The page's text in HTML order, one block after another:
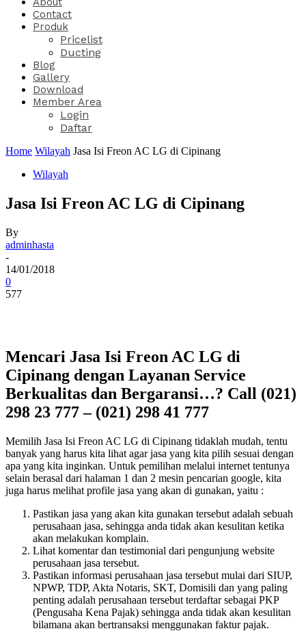
Contact
Produk
Pricelist
Ducting
Blog
Gallery
Download
Member Area
Login
Daftar
Home Wilayah Jasa Isi Freon AC LG di Cipinang
Wilayah
Jasa Isi Freon AC LG di Cipinang
By
adminhasta
-
14/01/2018
0
577
Mencari Jasa Isi Freon AC LG di
Cipinang dengan Layanan Service
Berkualitas dan Bergaransi…? Call (021)
298 23 777 – (021) 298 41 777
Memilih Jasa Isi Freon AC LG di Cipinang tidaklah mudah, tentu
banyak yang harus kita lihat agar jasa yang kita pilih sesuai dengan
apa yang kita inginkan. Untuk pemilihan melalui internet tentunya
selain berasal dari halaman 1 dan 2 mesin pencarian google, kita
juga harus melihat profile jasa yang akan di gunakan, yaitu :
Pastikan jasa yang akan kita gunakan tersebut adalah sebuah
perusahaan jasa, sehingga anda tidak akan kesulitan ketika
akan melakukan komplain.
Lihat komentar dan testimonial dari pengunjung website
perusahaan jasa tersebut.
Pastikan informasi perusahaan jasa tersebut mulai dari SIUP,
NPWP, TDP, Akta Notaris, SKT, Domisili dan yang paling
penting adalah perusahaan tersebut terdaftar sebagai PKP
(Pengusaha Kena Pajak) sehingga anda tidak akan kesulitan
bilamana akan bertransaksi menggunakan faktur pajak.